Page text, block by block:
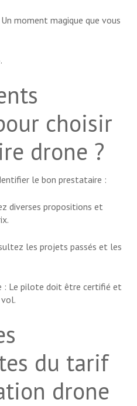
Un moment magique que vous
choisir
drone ?
le bon prestataire :
diverses propositions et
les projets passés et les
: Le pilote doit être certifié et
du tarif
drone